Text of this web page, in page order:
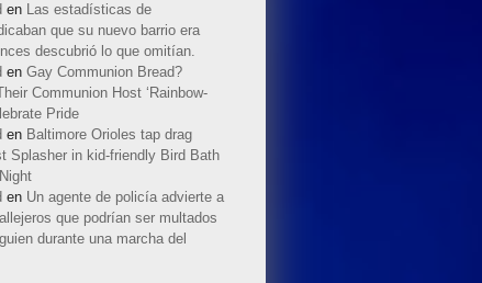
en Las estadísticas de
que su nuevo barrio era
descubrió lo que omitían.
en Gay Communion Bread?
Communion Host ‘Rainbow-
Pride
en Baltimore Orioles tap drag
Splasher in kid-friendly Bird Bath
en Un agente de policía advierte a
que podrían ser multados
durante una marcha del